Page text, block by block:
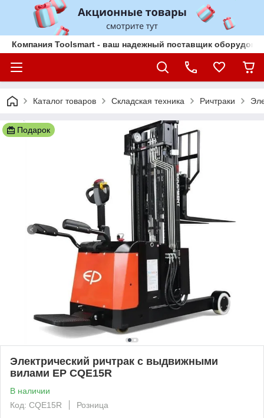
Компания Toolsmart - ваш надежный поставщик
Каталог товаров Складская техника Ричтраки
Подарок
Электрический ричтрак с выдвижными
вилами EP CQE15R
В наличии
Код: CQE15R
Розница